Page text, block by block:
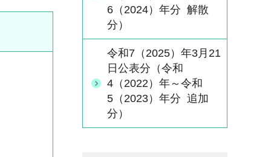
6（2024）年分 解散
分）
令和7（2025）年3月21
日公表分（令和
4（2022）年～令和
5（2023）年分 追加
分）